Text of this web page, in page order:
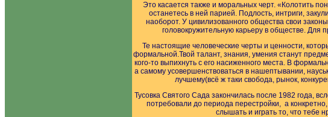
Это касается также и моральных черт. «Колотить
останетесь в ней парией. Подлость, интриги,
наоборот. У цивилизованного общества свои
головокружительную карьеру в обществе. Для
Те настоящие человеческие черты и ценности,
формальной.Твой талант, знания, умения станут
кого-то выпихнуть с его насиженного места. В
а самому усовершенствоваться в нашептывании,
лучшему(всё ж таки свобода, рынок,
Тусовка Святого Сада закончилась после 1982 года,
потребовали до периода перестройки, а
слышать и играть то, что тебе